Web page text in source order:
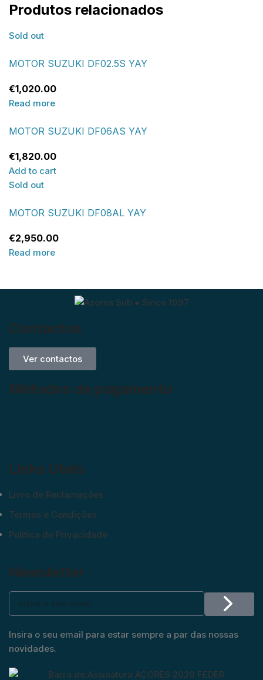
Produtos relacionados
Sold out
MOTOR SUZUKI DF02.5S YAY
€1,020.00
Read more
MOTOR SUZUKI DF06AS YAY
€1,820.00
Add to cart
Sold out
MOTOR SUZUKI DF08AL YAY
€2,950.00
Read more
Contactos
Ver contactos
Métodos de pagamento
Links Uteis
Livro de Reclamações
Termos e Condições
Política de Privacidade
Newsletter
Insira o seu email para estar sempre a par das nossas
novidades.